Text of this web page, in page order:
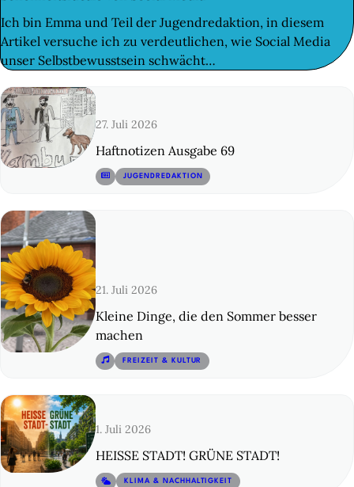
Ich bin Emma und Teil der Jugendredaktion, in diesem
Artikel versuche ich zu verdeutlichen, wie Social Media
unser Selbstbewusstsein schwächt…
27. Juli 2026
Haftnotizen Ausgabe 69
JUGENDREDAKTION
21. Juli 2026
Kleine Dinge, die den Sommer besser
machen
FREIZEIT & KULTUR
1. Juli 2026
HEISSE STADT! GRÜNE STADT!
KLIMA & NACHHALTIGKEIT